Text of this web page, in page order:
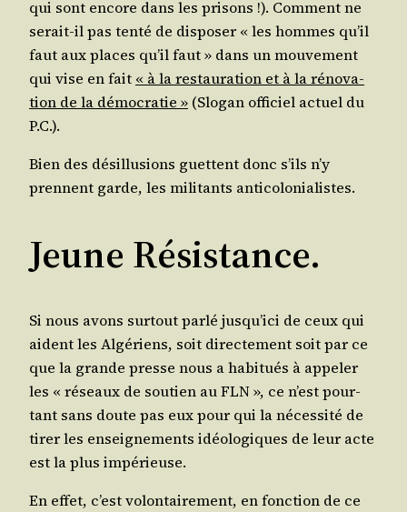
qui sont encore dans les pri­sons !). Com­ment ne
serait-il pas ten­té de dis­po­ser « les hommes qu’il
faut aux places qu’il faut » dans un mou­ve­ment
qui vise en fait « à la res­tau­ra­tion et à la réno­va­
tion de la démo­cra­tie » (Slo­gan offi­ciel actuel du
P.C.).
Bien des dés­illu­sions guettent donc s’ils n’y
prennent garde, les mili­tants anticolonialistes.
Jeune Résistance.
Si nous avons sur­tout par­lé jus­qu’i­ci de ceux qui
aident les Algé­riens, soit direc­te­ment soit par ce
que la grande presse nous a habi­tués à appe­ler
les « réseaux de sou­tien au FLN », ce n’est pour­
tant sans doute pas eux pour qui la néces­si­té de
tirer les ensei­gne­ments idéo­lo­giques de leur acte
est la plus impérieuse.
En effet, c’est volon­tai­re­ment, en fonc­tion de ce